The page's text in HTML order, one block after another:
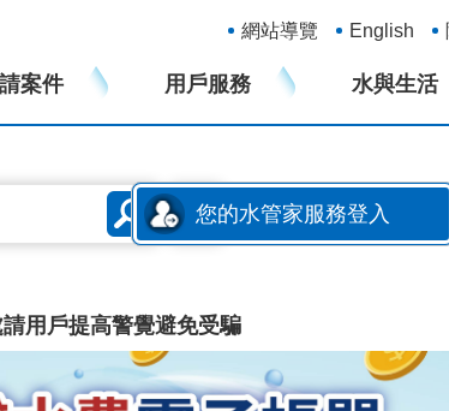
網站導覽
English
案件 用戶服務 水與生活
您的水管家服務登入
憑證郵件，請提高警覺避免受騙！點我看更
06/29 起暫停提供繳水費服務，恢復時間將